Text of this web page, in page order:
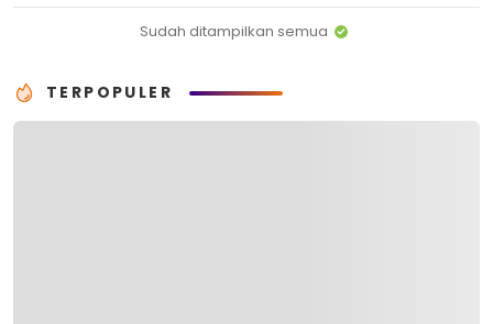
Sudah ditampilkan semua
TERPOPULER